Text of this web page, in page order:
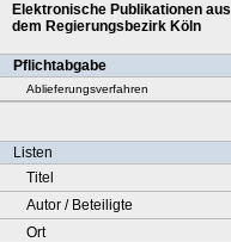
Elektronische Publikationen aus
dem Regierungsbezirk Köln
Pflichtabgabe
Ablieferungsverfahren
Listen
Titel
Autor / Beteiligte
Ort